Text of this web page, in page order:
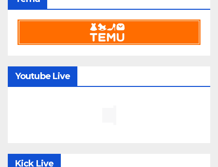
Youtube Live
Kick Live